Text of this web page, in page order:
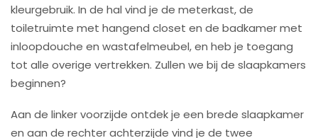
kleurgebruik. In de hal vind je de meterkast, de
toiletruimte met hangend closet en de badkamer met
inloopdouche en wastafelmeubel, en heb je toegang
tot alle overige vertrekken. Zullen we bij de slaapkamers
beginnen?
Aan de linker voorzijde ontdek je een brede slaapkamer
en aan de rechter achterzijde vind je de twee